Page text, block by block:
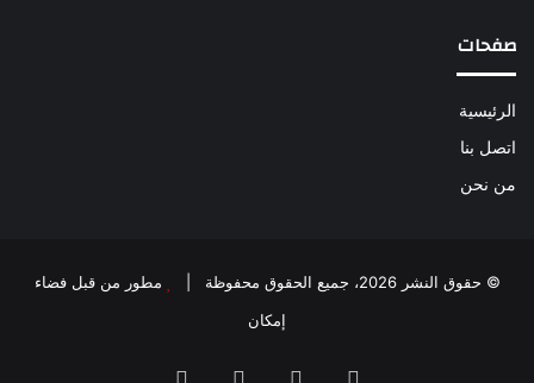
صفحات
الرئيسية
اتصل بنا
من نحن
© حقوق النشر 2026، جميع الحقوق محفوظة |
مطور من قبل فضاء
إمكان
فيسبوك ‫YouTube